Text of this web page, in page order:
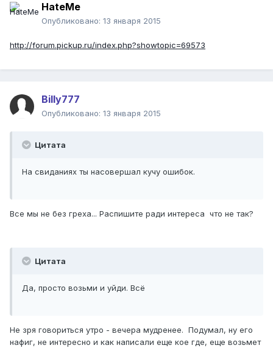
HateMe
Опубликовано: 13 января 2015
http://forum.pickup.ru/index.php?showtopic=69573
Billy777
Опубликовано: 13 января 2015
Цитата
На свиданиях ты насовершал кучу ошибок.
Все мы не без греха... Распишите ради интереса что не так?
Цитата
Да, просто возьми и уйди. Всё
Не зря говориться утро - вечера мудренее. Подумал, ну его
нафиг, не интересно и как написали еще кое где, еще возьмет